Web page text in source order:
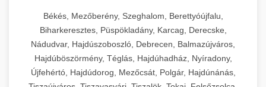
Békés, Mezőberény, Szeghalom, Berettyóújfalu,
Biharkeresztes, Püspökladány, Karcag, Derecske,
Nádudvar, Hajdúszoboszló, Debrecen, Balmazújváros,
Hajdúböszörmény, Téglás, Hajdúhadház, Nyíradony,
Újfehértó, Hajdúdorog, Mezőcsát, Polgár, Hajdúnánás,